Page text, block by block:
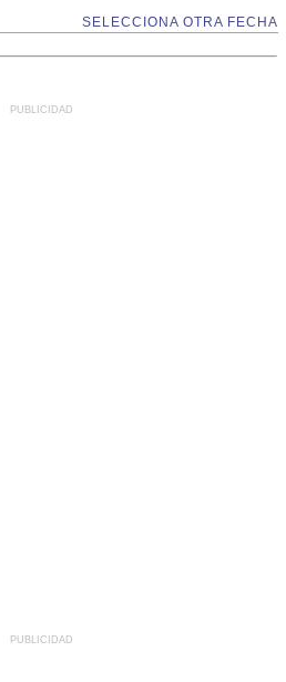
SELECCIONA OTRA FECHA
PUBLICIDAD
PUBLICIDAD